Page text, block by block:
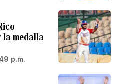
la medalla
p.m.